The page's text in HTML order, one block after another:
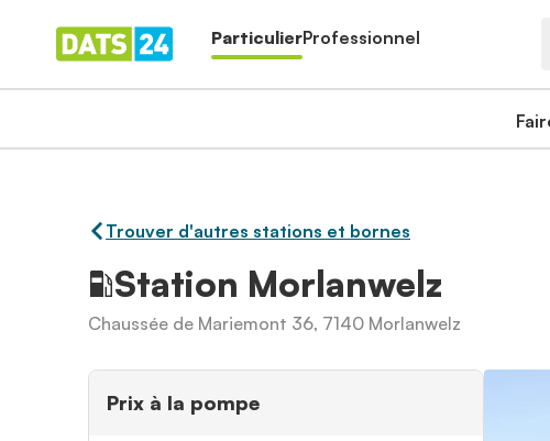
ParticulierProfessionnel
Trouver d'autres stations et bornes
Station Morlanwelz
Chaussée de Mariemont 36, 7140 Morlanwelz
Prix à la pompe